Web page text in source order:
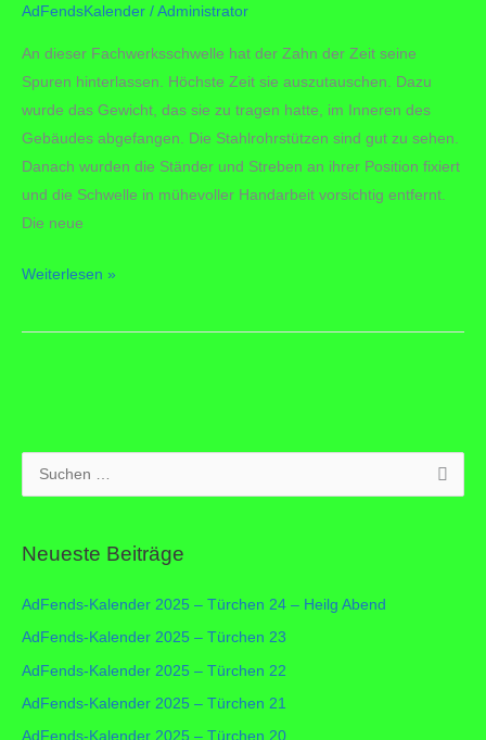
AdFendsKalender /Administrator
An dieser Fachwerksschwelle hat der Zahn der Zeit seine
Spuren hinterlassen. Höchste Zeit sie auszutauschen. Dazu
wurde das Gewicht, das sie zu tragen hatte, im Inneren des
Gebäudes abgefangen. Die Stahlrohrstützen sind gut zu sehen.
Danach wurden die Ständer und Streben an ihrer Position fixiert
und die Schwelle in mühevoller Handarbeit vorsichtig entfernt.
Die neue
AdFends-
–
Weiterlesen »
u
h
n
n
a
c
h
Neueste Beiträge
AdFends-Kalender 2025 – Türchen 24 – Heilg Abend
AdFends-Kalender 2025 – Türchen 23
AdFends-Kalender 2025 – Türchen 22
AdFends-Kalender 2025 – Türchen 21
AdFends-Kalender 2025 – Türchen 20